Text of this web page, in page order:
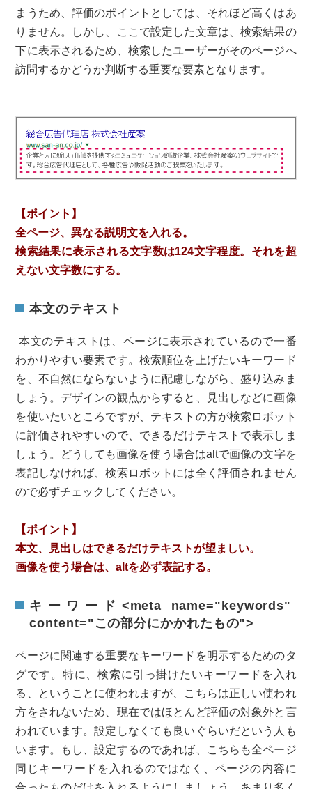
まうため、評価のポイントとしては、それほど高くはあ
りません。しかし、ここで設定した文章は、検索結果の
下に表示されるため、検索したユーザーがそのページへ
訪問するかどうか判断する重要な要素となります。
【ポイント】
全ページ、異なる説明文を入れる。
検索結果に表示される文字数は124文字程度。それを超
えない文字数にする。
本文のテキスト
本文のテキストは、ページに表示されているので一番
わかりやすい要素です。検索順位を上げたいキーワード
を、不自然にならないように配慮しながら、盛り込みま
しょう。デザインの観点からすると、見出しなどに画像
を使いたいところですが、テキストの方が検索ロボット
に評価されやすいので、できるだけテキストで表示しま
しょう。どうしても画像を使う場合はaltで画像の文字を
表記しなければ、検索ロボットには全く評価されません
ので必ずチェックしてください。
【ポイント】
本文、見出しはできるだけテキストが望ましい。
画像を使う場合は、altを必ず表記する。
キーワード<meta name="keywords"
content="この部分にかかれたもの">
ページに関連する重要なキーワードを明示するためのタ
グです。特に、検索に引っ掛けたいキーワードを入れ
る、ということに使われますが、こちらは正しい使われ
方をされないため、現在ではほとんど評価の対象外と言
われています。設定しなくても良いぐらいだという人も
います。もし、設定するのであれば、こちらも全ページ
同じキーワードを入れるのではなく、ページの内容に